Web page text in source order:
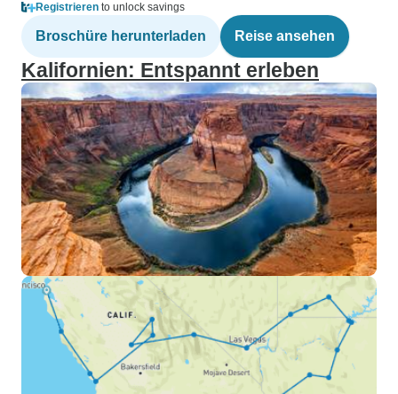
Registrieren to unlock savings
Broschüre herunterladen Reise ansehen
Kalifornien: Entspannt erleben